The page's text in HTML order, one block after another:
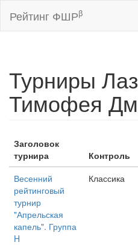
Рейтинг ФШРβ
Турниры
Тимофея
Заголовок
турнира
Контроль
Весенний
рейтинговый
турнир
"Апрельская
капель". Группа
H
Классика